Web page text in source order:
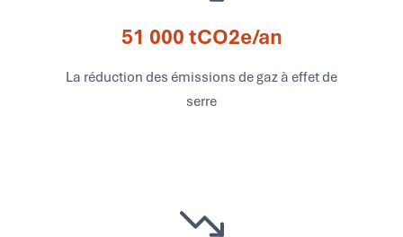
51 000 tCO2e/an
La réduction des émissions de gaz à effet de
serre